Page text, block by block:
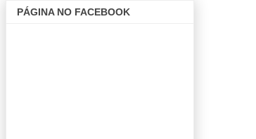
PÁGINA NO FACEBOOK